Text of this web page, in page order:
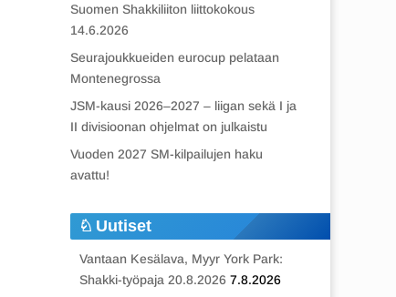
Suomen Shakkiliiton liittokokous
14.6.2026
Seurajoukkueiden eurocup pelataan
Montenegrossa
JSM-kausi 2026–2027 – liigan sekä I ja
II divisioonan ohjelmat on julkaistu
Vuoden 2027 SM-kilpailujen haku
avattu!
Uutiset
Vantaan Kesälava, Myyr York Park:
Shakki-työpaja 20.8.2026 7.8.2026